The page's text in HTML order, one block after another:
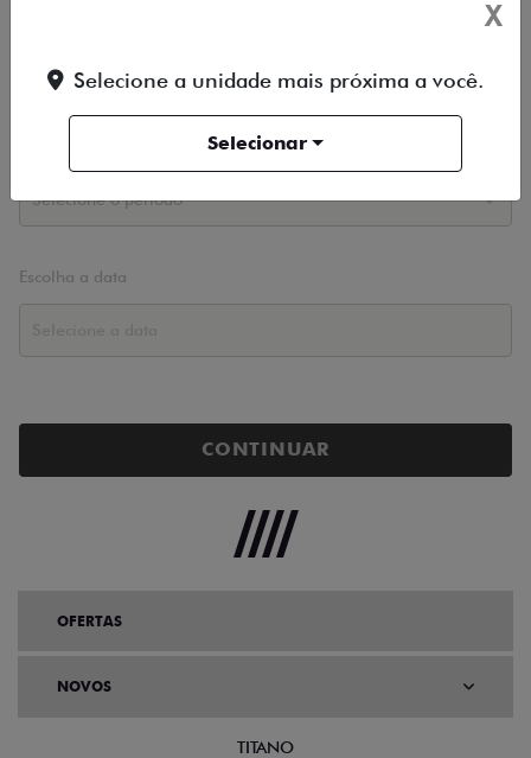
Escolha a data
CONTINUAR
OFERTAS
NOVOS
TITANO
X
Selecione a unidade mais próxima a você.
Selecionar